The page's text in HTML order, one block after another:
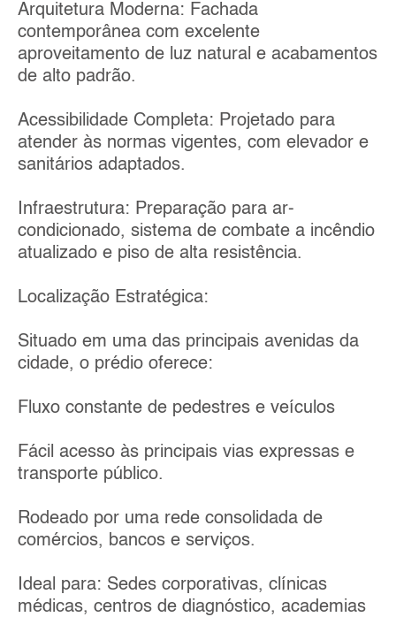
Arquitetura Moderna: Fachada
contemporânea com excelente
aproveitamento de luz natural e acabamentos
de alto padrão.
Acessibilidade Completa: Projetado para
atender às normas vigentes, com elevador e
sanitários adaptados.
Infraestrutura: Preparação para ar-
condicionado, sistema de combate a incêndio
atualizado e piso de alta resistência.
Localização Estratégica:
Situado em uma das principais avenidas da
cidade, o prédio oferece:
Fluxo constante de pedestres e veículos
Fácil acesso às principais vias expressas e
transporte público.
Rodeado por uma rede consolidada de
comércios, bancos e serviços.
Ideal para: Sedes corporativas, clínicas
médicas, centros de diagnóstico, academias